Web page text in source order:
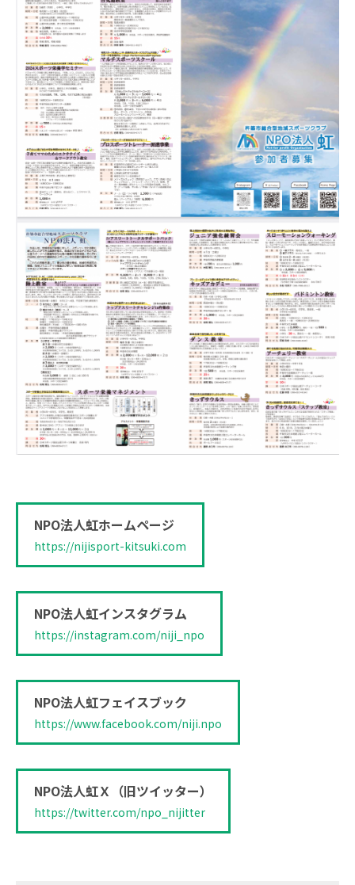
NPO法人虹ホームページ
https://nijisport-kitsuki.com
NPO法人虹インスタグラム
https://instagram.com/niji_npo
NPO法人虹フェイスブック
https://www.facebook.com/niji.npo
NPO法人虹Ｘ（旧ツイッター）
https://twitter.com/npo_nijitter